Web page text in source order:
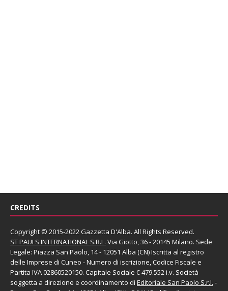
CREDITS
Copyright © 2015-2022 Gazzetta D'Alba. All Rights Reserved.
ST PAULS INTERNATIONAL S.R.L. Via Giotto, 36 - 20145 Milano. Sede
Legale: Piazza San Paolo, 14 - 12051 Alba (CN) Iscritta al registro
delle Imprese di Cuneo - Numero di iscrizione, Codice Fiscale e
Partita IVA 02860520150. Capitale Sociale € 479.552 i.v. Società
soggetta a direzione e coordinamento di Editoriale San Paolo S.r.l. -